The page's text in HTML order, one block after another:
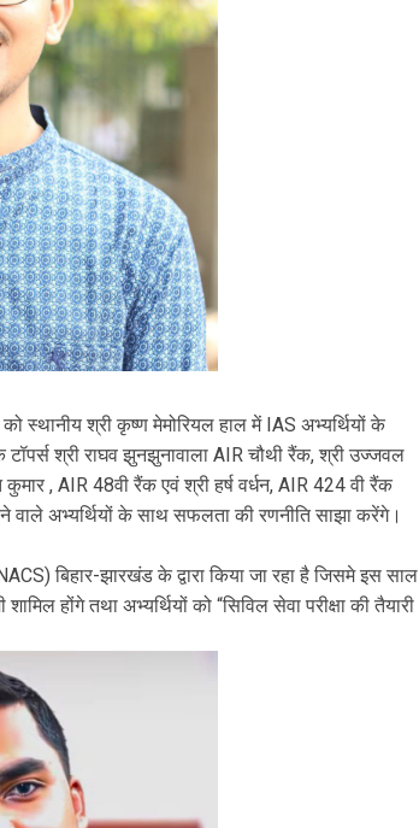
स्थानीय श्री कृष्ण मेमोरियल हाल में IAS अभ्यर्थियों के
श्री राघव झुनझुनावाला AIR चौथी रैंक, श्री उज्जवल
, AIR 48वी रैंक एवं श्री हर्ष वर्धन, AIR 424 वी रैंक
वाले अभ्यर्थियों के साथ सफलता की रणनीति साझा करेंगे।
बिहार-झारखंड के द्वारा किया जा रहा है जिसमे इस साल
होंगे तथा अभ्यर्थियों को “सिविल सेवा परीक्षा की तैयारी